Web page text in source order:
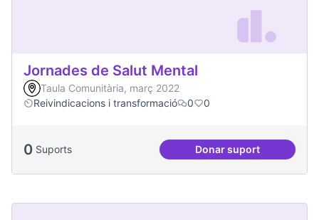
Jornades de Salut Mental
Taula Comunitària, març 2022
Reivindicacions i transformació
0 0
0 Suports Donar suportJornades de Salut